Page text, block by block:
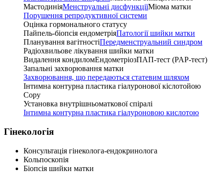
МастодиніяМенструальні дисфункціїМіома матки
Порушення репродуктивної системи
Оцінка гормонального статусу
Пайпель-біопсія ендометріяПатології шийки матки
Планування вагітностіПередменструальний синдром
Радіохвильове лікування шийки матки
Видалення кондиломЕндометріозПАП-тест (PAP-тест)
Запальні захворювання матки
Захворювання, що передаються статевим шляхом
Інтимна контурна пластика гіалуронової кіслотойою
Copy
Установка внутрішньоматкової спіралі
Інтимна контурна пластика гіалуроновою кислотою
Гінекологія
Консультація гінеколога-ендокринолога
Кольпоскопія
Біопсія шийки матки